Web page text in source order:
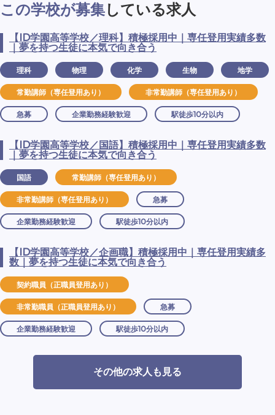
この学校が募集している求人
【ID学園高等学校／理科】積極採用中｜専任登用実績多数
｜夢を持つ生徒に本気で向き合う
理科 物理 化学 生物 地学
常勤講師（専任登用あり） 非常勤講師（専任登用あり）
急募 企業勤務経験歓迎 駅徒歩10分以内
【ID学園高等学校／国語】積極採用中｜専任登用実績多数
｜夢を持つ生徒に本気で向き合う
国語 常勤講師（専任登用あり）
非常勤講師（専任登用あり） 急募
企業勤務経験歓迎 駅徒歩10分以内
【ID学園高等学校／企画職】積極採用中｜専任登用実績多
数｜夢を持つ生徒に本気で向き合う
契約職員（正職員登用あり）
非常勤職員（正職員登用あり） 急募
企業勤務経験歓迎 駅徒歩10分以内
その他の求人も見る